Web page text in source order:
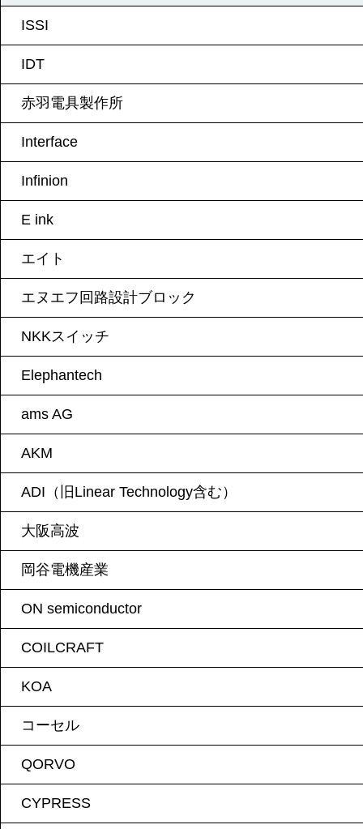
ISSI
IDT
赤羽電具製作所
Interface
Infinion
E ink
エイト
エヌエフ回路設計ブロック
NKKスイッチ
Elephantech
ams AG
AKM
ADI（旧Linear Technology含む）
大阪高波
岡谷電機産業
ON semiconductor
COILCRAFT
KOA
コーセル
QORVO
CYPRESS